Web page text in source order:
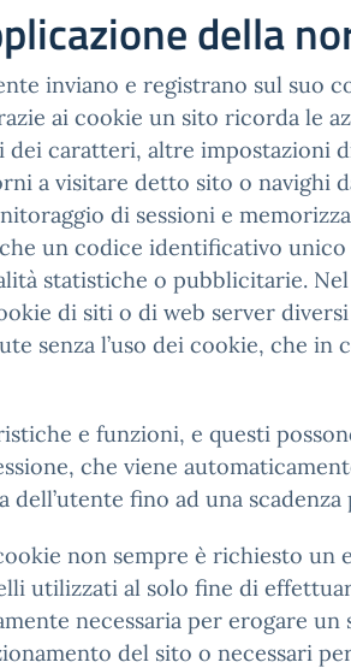
della
inviano e registrano sul suo
ai cookie un sito ricorda le
caratteri, altre impostazioni
a visitare detto sito o navighi
di sessioni e
un codice identificativo
statistiche o pubblicitarie.
di siti o di web server
senza l’uso dei cookie, che
e funzioni, e questi
che viene
fino ad una
non sempre è richiesto un
utilizzati al solo fine di
necessaria per erogare un
del sito o necessari